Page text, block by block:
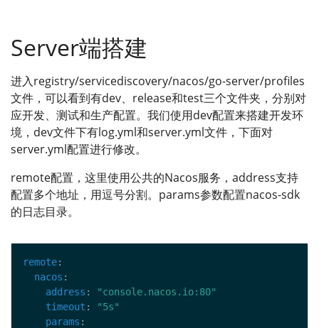
Server端搭建
进入registry/servicediscovery/nacos/go-server/profiles
文件，可以看到有dev、release和test三个文件夹，分别对
应开发、测试和生产配置。我们使用dev配置来搭建开发环
境，dev文件下有log.yml和server.yml文件，下面对
server.yml配置进行修改。
remote配置，这里使用公共的Nacos服务，address支持
配置多个地址，用逗号分割。params参数配置nacos-sdk
的日志目录。
remote
nacos
address :
"console.nacos.io:80"
timeout :
"5s"
params